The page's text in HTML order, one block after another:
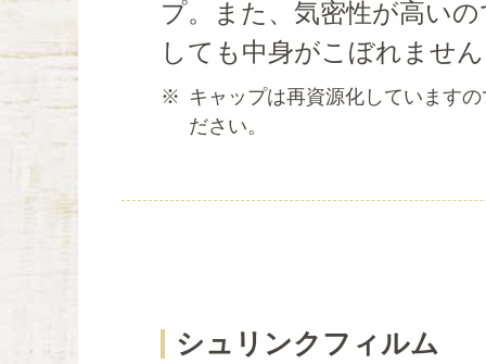
プ。また、気密性が高い
しても中身がこぼれませ
※ キャップは再資源化しています
ださい。
シュリンクフィルム